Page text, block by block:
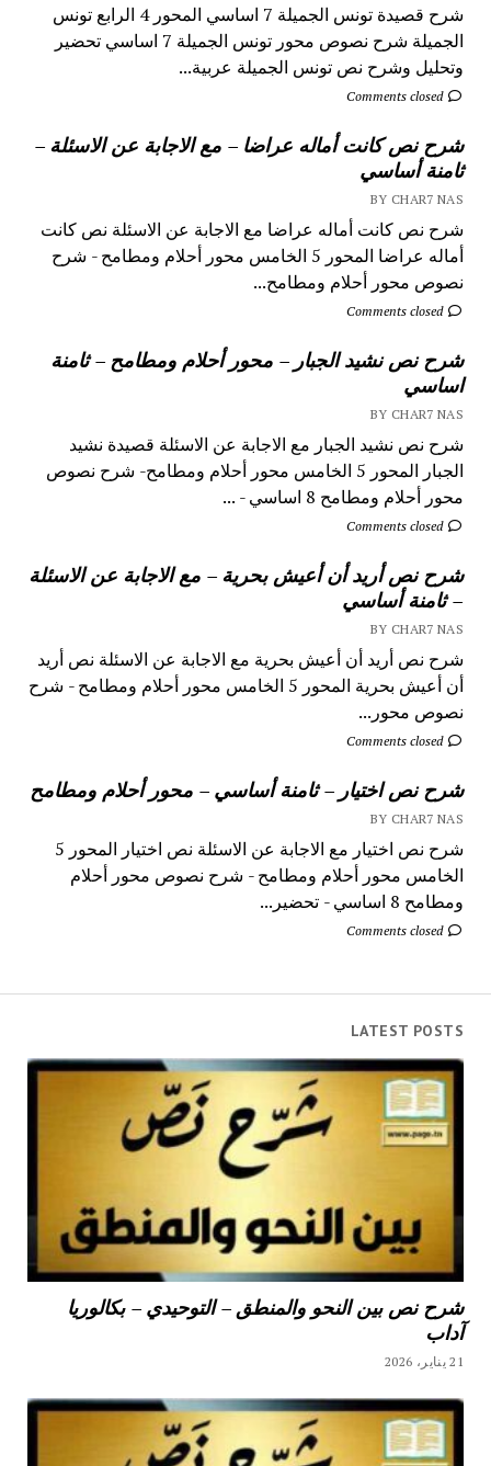
شرح قصيدة تونس الجميلة 7 اساسي المحور 4 الرابع تونس
الجميلة شرح نصوص محور تونس الجميلة 7 اساسي تحضير
وتحليل وشرح نص تونس الجميلة عربية...
Comments closed
شرح نص كانت أماله عراضا – مع الاجابة عن الاسئلة –
ثامنة أساسي
BY CHAR7 NAS
شرح نص كانت أماله عراضا مع الاجابة عن الاسئلة نص كانت
أماله عراضا المحور 5 الخامس محور أحلام ومطامح - شرح
نصوص محور أحلام ومطامح...
Comments closed
شرح نص نشيد الجبار – محور أحلام ومطامح – ثامنة
اساسي
BY CHAR7 NAS
شرح نص نشيد الجبار مع الاجابة عن الاسئلة قصيدة نشيد
الجبار المحور 5 الخامس محور أحلام ومطامح- شرح نصوص
محور أحلام ومطامح 8 اساسي - ...
Comments closed
شرح نص أريد أن أعيش بحرية – مع الاجابة عن الاسئلة
– ثامنة أساسي
BY CHAR7 NAS
شرح نص أريد أن أعيش بحرية مع الاجابة عن الاسئلة نص أريد
أن أعيش بحرية المحور 5 الخامس محور أحلام ومطامح - شرح
نصوص محور...
Comments closed
شرح نص اختيار – ثامنة أساسي – محور أحلام ومطامح
BY CHAR7 NAS
شرح نص اختيار مع الاجابة عن الاسئلة نص اختيار المحور 5
الخامس محور أحلام ومطامح - شرح نصوص محور أحلام
ومطامح 8 اساسي - تحضير...
Comments closed
LATEST POSTS
شرح نص بين النحو والمنطق – التوحيدي – بكالوريا
آداب
21 يناير، 2026